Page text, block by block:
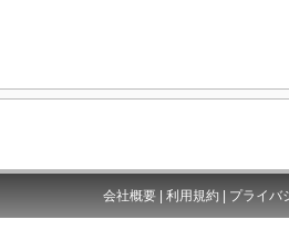
会社概要 | 利用規約 | プライバ